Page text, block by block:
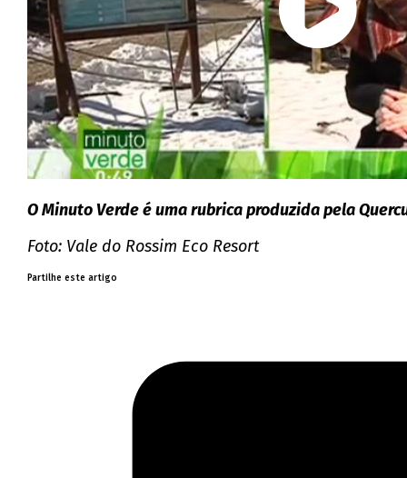
O Minuto Verde é uma rubrica produzida pela
Foto: Vale do Rossim Eco Resort
Partilhe este artigo